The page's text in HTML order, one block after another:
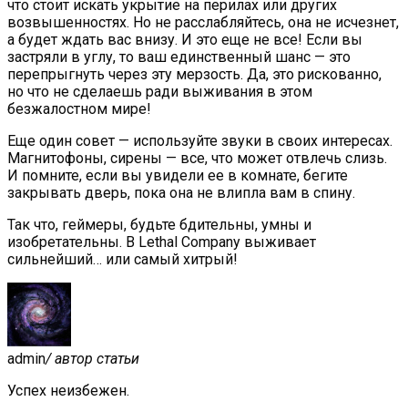
что стоит искать укрытие на перилах или других
возвышенностях. Но не расслабляйтесь, она не исчезнет,
а будет ждать вас внизу. И это еще не все! Если вы
застряли в углу, то ваш единственный шанс — это
перепрыгнуть через эту мерзость. Да, это рискованно,
но что не сделаешь ради выживания в этом
безжалостном мире!
Еще один совет — используйте звуки в своих интересах.
Магнитофоны, сирены — все, что может отвлечь слизь.
И помните, если вы увидели ее в комнате, бегите
закрывать дверь, пока она не влипла вам в спину.
Так что, геймеры, будьте бдительны, умны и
изобретательны. В Lethal Company выживает
сильнейший… или самый хитрый!
admin/ автор статьи
Успех неизбежен.